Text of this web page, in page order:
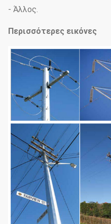
- Άλλος.
Περισσότερες εικόνες